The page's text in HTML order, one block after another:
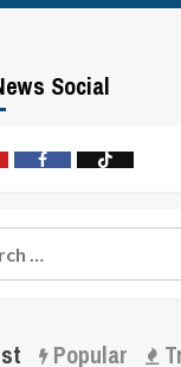
Social
Popular